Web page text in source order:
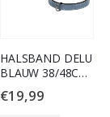
HALSBAND DELU
BLAUW 38/48CM
25MM
€19,99